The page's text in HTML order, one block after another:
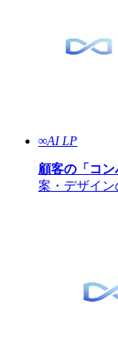
∞AI LP
顧客の「コン
案・デザイ